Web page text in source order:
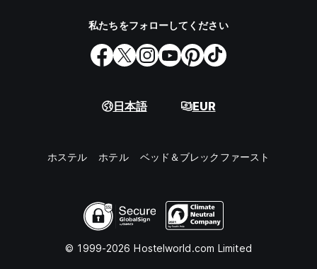
私たちをフォローしてください
日本語 EUR
ホステル ホテル ベッド＆ブレックファースト
© 1999-2026 Hostelworld.com Limited